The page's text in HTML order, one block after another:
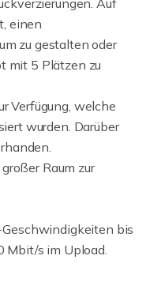
Auf
einen
zu gestalten oder
mit 5 Plätzen zu
Verfügung, welche
wurden. Darüber
Raum zur
bis
Mbit/s im Upload.